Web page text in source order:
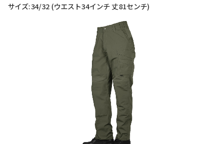
サイズ:34/32 (ウエスト34インチ 丈81センチ)